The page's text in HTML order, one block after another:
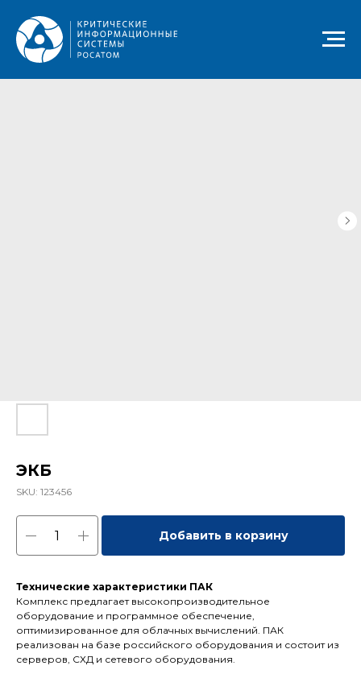
ЭКБ
SKU: 123456
Добавить в корзину
Технические характеристики ПАК
Комплекс предлагает высокопроизводительное
оборудование и программное обеспечение,
оптимизированное для облачных вычислений. ПАК
реализован на базе российского оборудования и состоит из
серверов, СХД и сетевого оборудования.